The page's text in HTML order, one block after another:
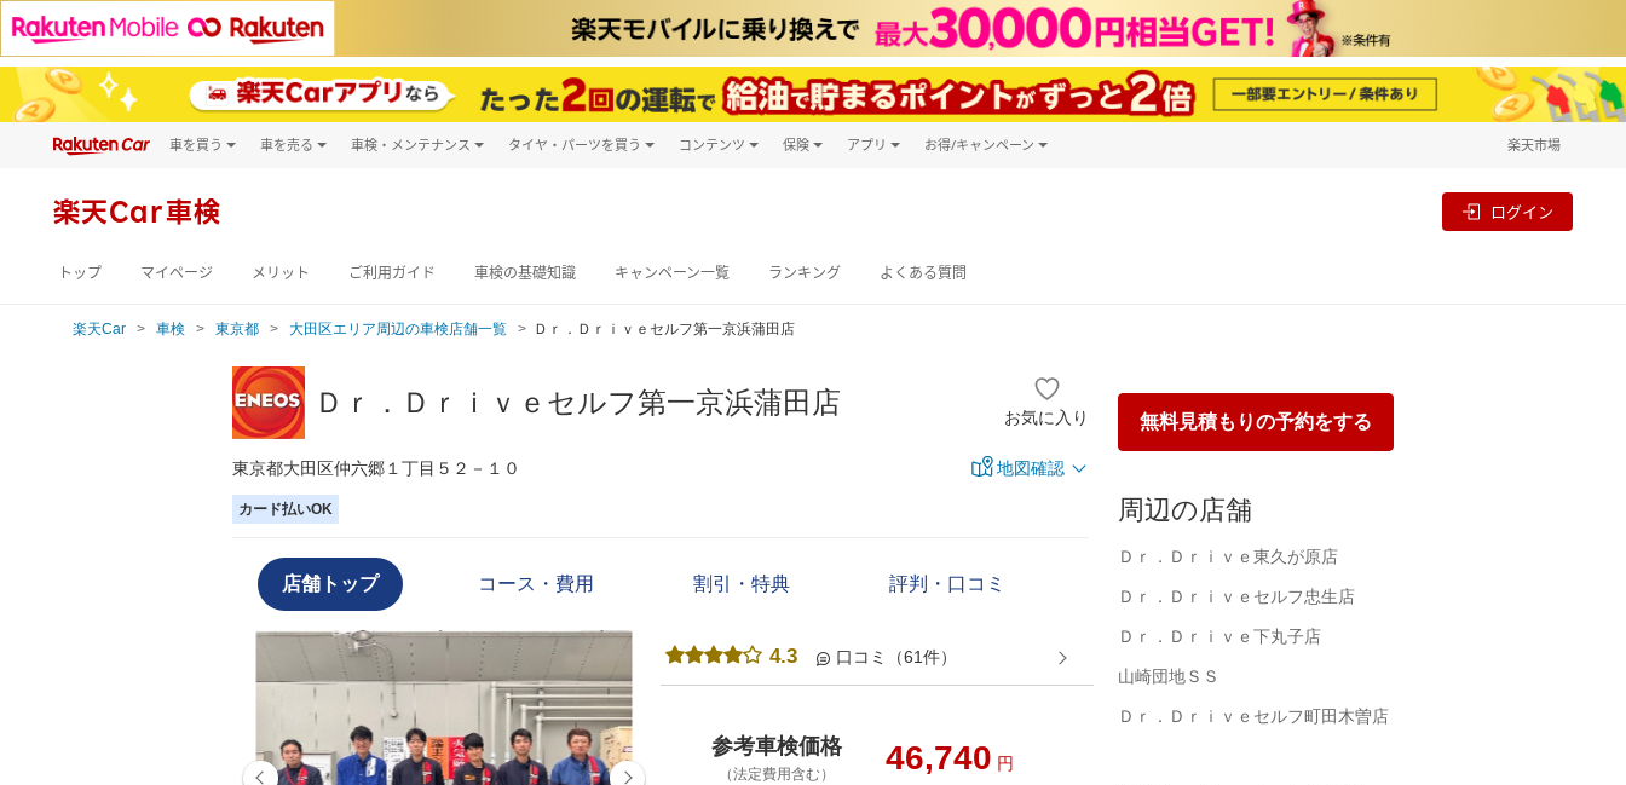
車を買う
新車
車を売る 車検・メンテナンス タイヤ・パーツを買う コンテンツ 保険 アプリ お得/キャンペーン 楽天市場
楽天Car車検 ログイン
トップ マイページ メリット ご利用ガイド 車検の基礎知識 キャンペーン一覧 ランキング よくある質問
楽天Car 車検 東京都 大田区エリア周辺の車検店舗一覧 Ｄｒ．Ｄｒｉｖｅセルフ第一京浜蒲田店
無料見積もりの予約をする
周辺の店舗
Ｄｒ．Ｄｒｉｖｅ東久が原店
Ｄｒ．Ｄｒｉｖｅセルフ忠生店
Ｄｒ．Ｄｒｉｖｅ下丸子店
山崎団地ＳＳ
Ｄｒ．Ｄｒｉｖｅセルフ町田木曽店
Ｄｒ．Ｄｒｉｖｅセルフ第一京浜蒲田店 お気に入り
東京都大田区仲六郷１丁目５２－１０ 地図確認
カード払いOK
店舗トップ コース・費用 割引・特典 評判・口コミ
4.3 口コミ（61件）
参考車検価格
（法定費用含む） 46,740 円